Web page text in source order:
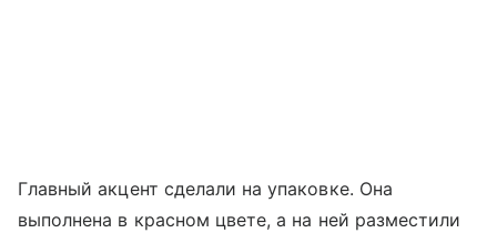
Главный акцент сделали на упаковке. Она
выполнена в красном цвете, а на ней разместили